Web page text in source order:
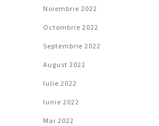
Noiembrie 2022
Octombrie 2022
Septembrie 2022
August 2022
Iulie 2022
Iunie 2022
Mai 2022